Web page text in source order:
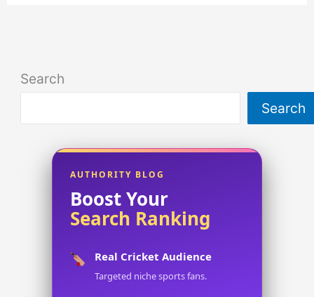
Search
Search
AUTHORITY BLOG
Boost Your
Search Ranking
Real Cricket Audience
Targeted niche sports fans.